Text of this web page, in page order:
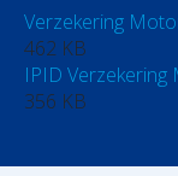
Verzekering
462 KB
IPID
356 KB